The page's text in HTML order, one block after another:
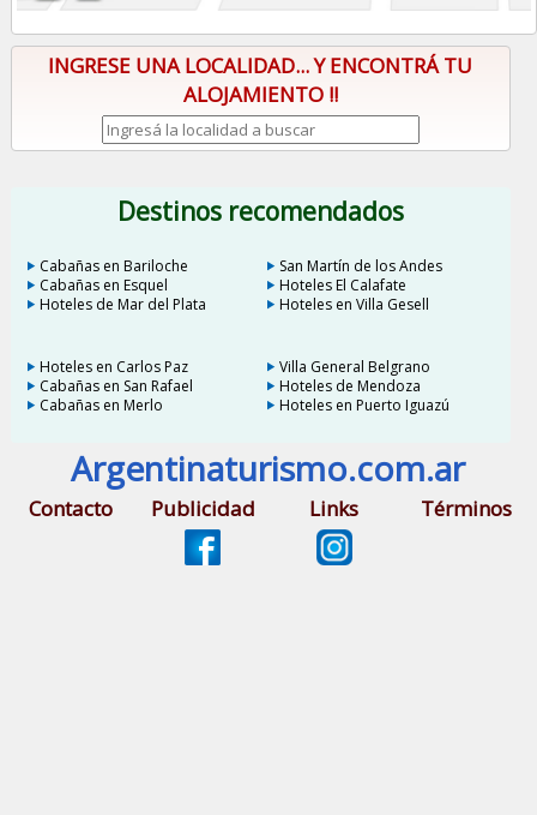
INGRESE UNA LOCALIDAD... Y ENCONTRÁ TU
ALOJAMIENTO !!
Destinos recomendados
Cabañas en Bariloche
San Martín de los Andes
Cabañas en Esquel
Hoteles El Calafate
Hoteles de Mar del Plata
Hoteles en Villa Gesell
Hoteles en Carlos Paz
Villa General Belgrano
Cabañas en San Rafael
Hoteles de Mendoza
Cabañas en Merlo
Hoteles en Puerto Iguazú
Argentinaturismo.com.ar
Contacto Publicidad Links Términos